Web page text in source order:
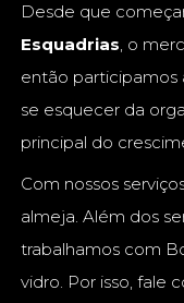
Desde que
Esquadrias, o
então participamos
se esquecer da
principal do
Com nossos
almeja. Além dos
trabalhamos com
vidro. Por isso, fale